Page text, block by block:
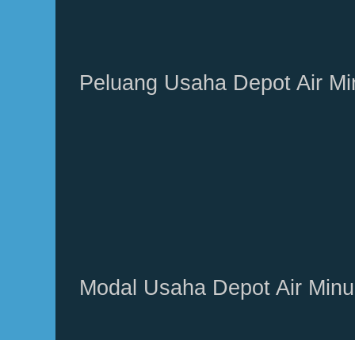
Peluang Usaha Depot Air
Modal Usaha Depot Air